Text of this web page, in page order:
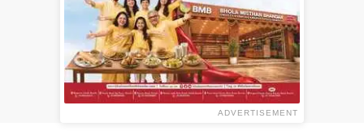
ADVERTISEMENT